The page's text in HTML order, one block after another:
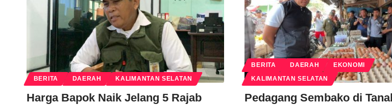
BERITA DAERAH KALIMANTAN SELATAN
Harga Bapok Naik Jelang 5 Rajab
BERITA DAERAH EKONOMI
KALIMANTAN SELATAN
Pedagang Sembako di